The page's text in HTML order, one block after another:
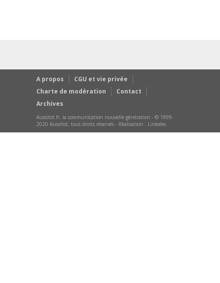
A propos
CGU et vie privée
Charte de modération
Contact
Archives
Aussitot.fr, la communication nouvelle génération - © 1999-
2020 Aussitot, tous droits réservés - Réalisation : Linéales